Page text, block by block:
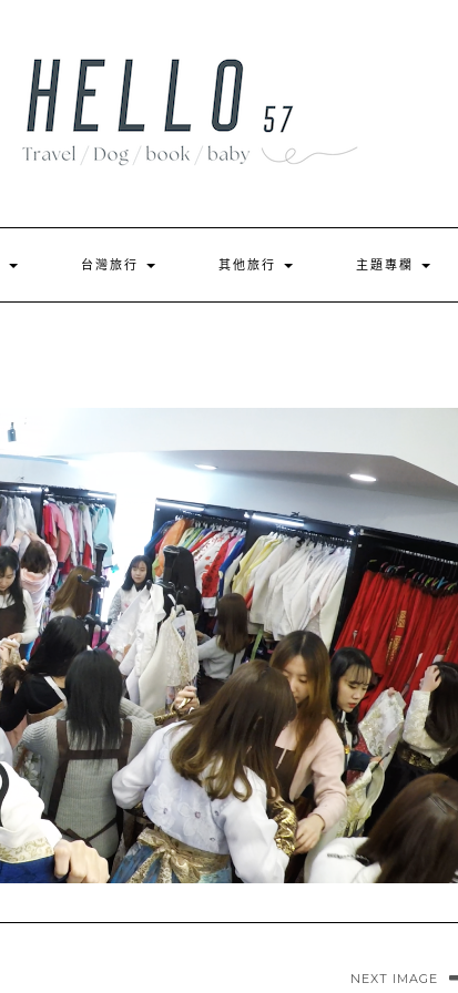
台灣旅行 其他旅行 主題專欄
NEXT IMAGE